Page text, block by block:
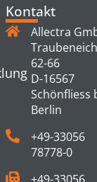
Kontakt
Allectra
62-66
D-16567
Schönfliess
Berlin
+49-33056
78778-0